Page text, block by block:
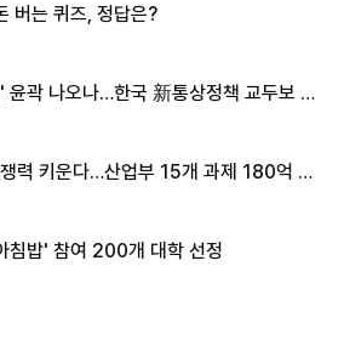
버는 퀴즈, 정답은?
윤곽 나오나…한국 新통상정책 교두보 활
력 키운다…산업부 15개 과제 180억 지
침밥' 참여 200개 대학 선정